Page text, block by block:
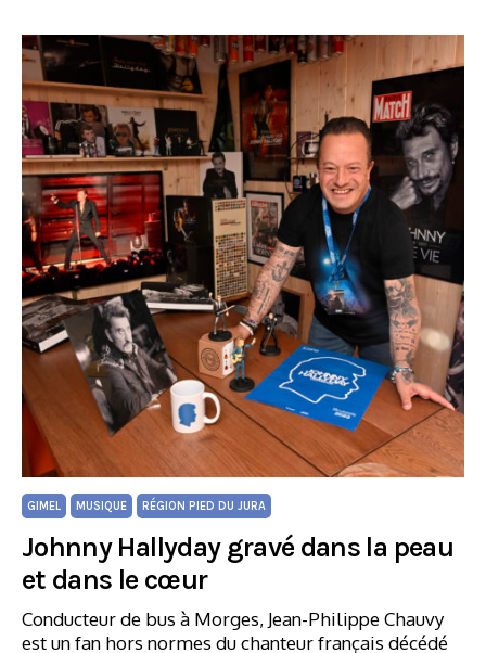
GIMEL MUSIQUE RÉGION PIED DU JURA
Johnny Hallyday gravé dans la peau
et dans le cœur
Conducteur de bus à Morges, Jean-Philippe Chauvy
est un fan hors normes du chanteur français décédé